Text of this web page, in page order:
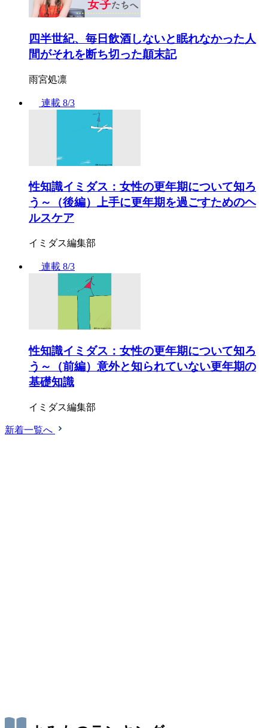
四半世紀、毎日飲酒しないと眠れなかった人
間がそれを断ち切った顛末記
雨宮処凛
連載 8/3
性知識イミダス：女性の更年期について知ろ
う～（後編）上手に更年期を過ごすためのヘ
ルスケア
イミダス編集部
連載 8/3
性知識イミダス：女性の更年期について知ろ
う～（前編）意外と知られていない更年期の
基礎知識
イミダス編集部
新着一覧へ